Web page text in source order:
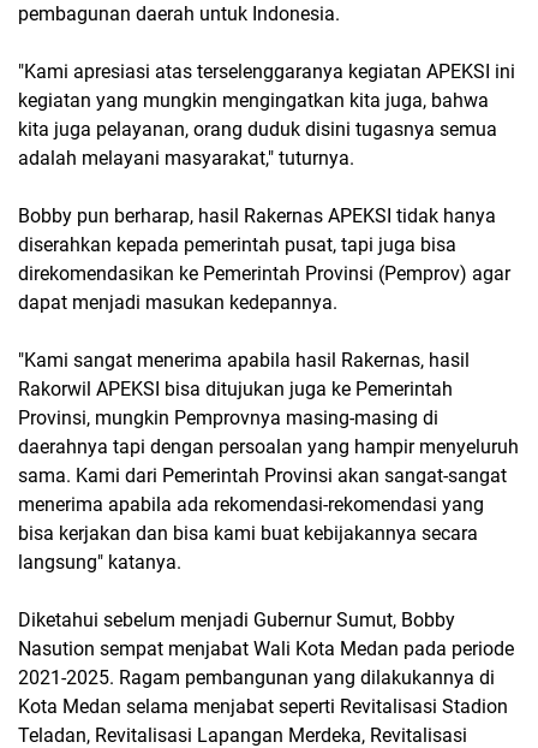
pembagunan daerah untuk Indonesia.
"Kami apresiasi atas terselenggaranya kegiatan APEKSI ini
kegiatan yang mungkin mengingatkan kita juga, bahwa
kita juga pelayanan, orang duduk disini tugasnya semua
adalah melayani masyarakat," tuturnya.
Bobby pun berharap, hasil Rakernas APEKSI tidak hanya
diserahkan kepada pemerintah pusat, tapi juga bisa
direkomendasikan ke Pemerintah Provinsi (Pemprov) agar
dapat menjadi masukan kedepannya.
"Kami sangat menerima apabila hasil Rakernas, hasil
Rakorwil APEKSI bisa ditujukan juga ke Pemerintah
Provinsi, mungkin Pemprovnya masing-masing di
daerahnya tapi dengan persoalan yang hampir menyeluruh
sama. Kami dari Pemerintah Provinsi akan sangat-sangat
menerima apabila ada rekomendasi-rekomendasi yang
bisa kerjakan dan bisa kami buat kebijakannya secara
langsung" katanya.
Diketahui sebelum menjadi Gubernur Sumut, Bobby
Nasution sempat menjabat Wali Kota Medan pada periode
2021-2025. Ragam pembangunan yang dilakukannya di
Kota Medan selama menjabat seperti Revitalisasi Stadion
Teladan, Revitalisasi Lapangan Merdeka, Revitalisasi